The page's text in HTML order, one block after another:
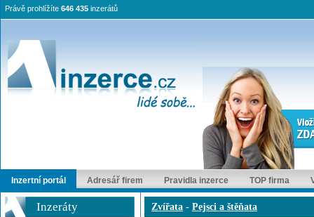
Právě prohlížíte 646 435 inzerátů
Inzertní portál Adresář firem Pravidla inzerce TOP firma
Inzeráty Zvířata - Pejsci a štěňata